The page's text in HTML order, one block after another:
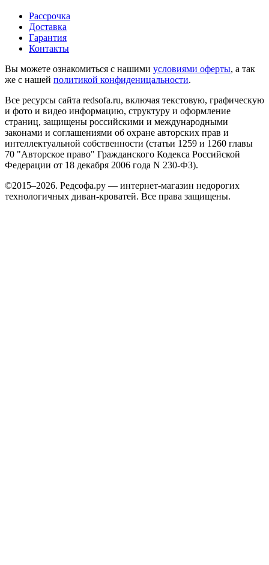
Рассрочка
Доставка
Гарантия
Контакты
Вы можете ознакомиться с нашими условиями оферты, а так
же с нашей политикой конфиденицальности.
Все ресурсы сайта redsofa.ru, включая текстовую, графическую
и фото и видео информацию, структуру и оформление
страниц, защищены российскими и международными
законами и соглашениями об охране авторских прав и
интеллектуальной собственности (статьи 1259 и 1260 главы
70 "Авторское право" Гражданского Кодекса Российской
Федерации от 18 декабря 2006 года N 230-ФЗ).
©2015–2026. Редсофа.ру — интернет-магазин недорогих
технологичных диван-кроватей. Все права защищены.